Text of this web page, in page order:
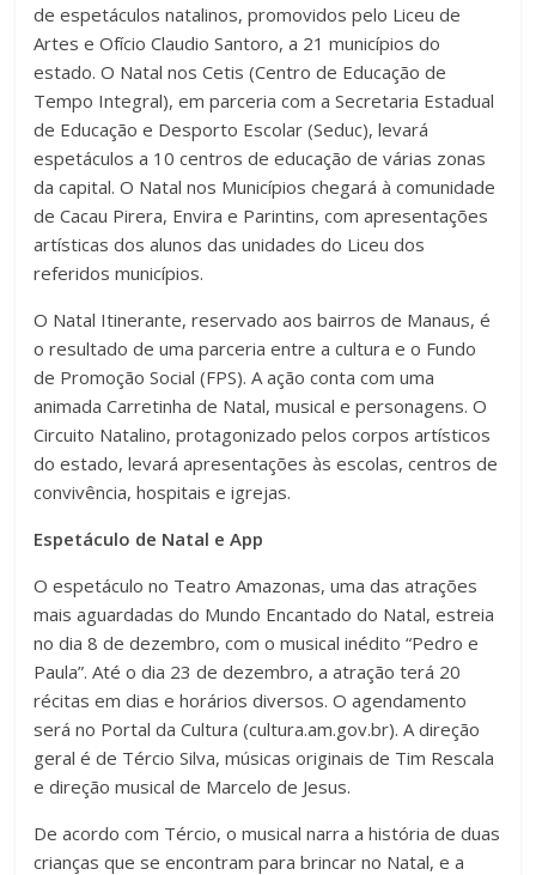
de espetáculos natalinos, promovidos pelo Liceu de
Artes e Ofício Claudio Santoro, a 21 municípios do
estado. O Natal nos Cetis (Centro de Educação de
Tempo Integral), em parceria com a Secretaria Estadual
de Educação e Desporto Escolar (Seduc), levará
espetáculos a 10 centros de educação de várias zonas
da capital. O Natal nos Municípios chegará à comunidade
de Cacau Pirera, Envira e Parintins, com apresentações
artísticas dos alunos das unidades do Liceu dos
referidos municípios.
O Natal Itinerante, reservado aos bairros de Manaus, é
o resultado de uma parceria entre a cultura e o Fundo
de Promoção Social (FPS). A ação conta com uma
animada Carretinha de Natal, musical e personagens. O
Circuito Natalino, protagonizado pelos corpos artísticos
do estado, levará apresentações às escolas, centros de
convivência, hospitais e igrejas.
Espetáculo de Natal e App
O espetáculo no Teatro Amazonas, uma das atrações
mais aguardadas do Mundo Encantado do Natal, estreia
no dia 8 de dezembro, com o musical inédito “Pedro e
Paula”. Até o dia 23 de dezembro, a atração terá 20
récitas em dias e horários diversos. O agendamento
será no Portal da Cultura (cultura.am.gov.br). A direção
geral é de Tércio Silva, músicas originais de Tim Rescala
e direção musical de Marcelo de Jesus.
De acordo com Tércio, o musical narra a história de duas
crianças que se encontram para brincar no Natal, e a